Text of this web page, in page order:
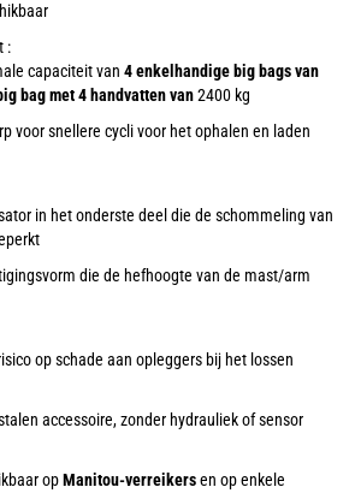
:
capaciteit van 4 enkelhandige big bags van
bag met 4 handvatten van2400 kg
voor snellere cycli voor het ophalen en laden
in het onderste deel die de schommeling van
die de hefhoogte van de mast/arm
op schade aan opleggers bij het lossen
accessoire, zonder hydrauliek of sensor
opManitou-verreikersen op enkele